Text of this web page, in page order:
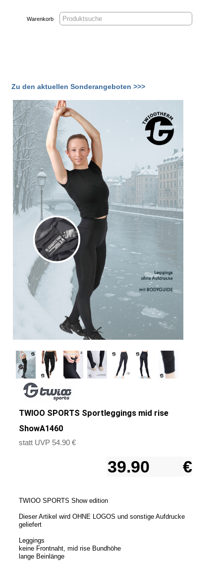
Warenkorb
Zu den aktuellen Sonderangeboten >>>
TWIOO SPORTS Sportleggings mid rise
ShowA1460
statt UVP 54.90 €
€
TWIOO SPORTS Show edition
Dieser Artikel wird OHNE LOGOS und sonstige Aufdrucke
geliefert
Leggings
keine Frontnaht, mid rise Bundhöhe
lange Beinlänge